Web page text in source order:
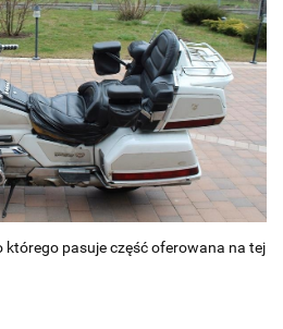
którego pasuje część oferowana na tej